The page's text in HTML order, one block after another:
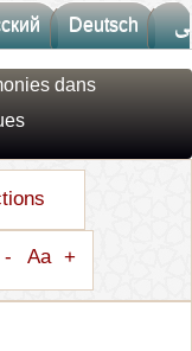
Deutsch
dans
- Aa +